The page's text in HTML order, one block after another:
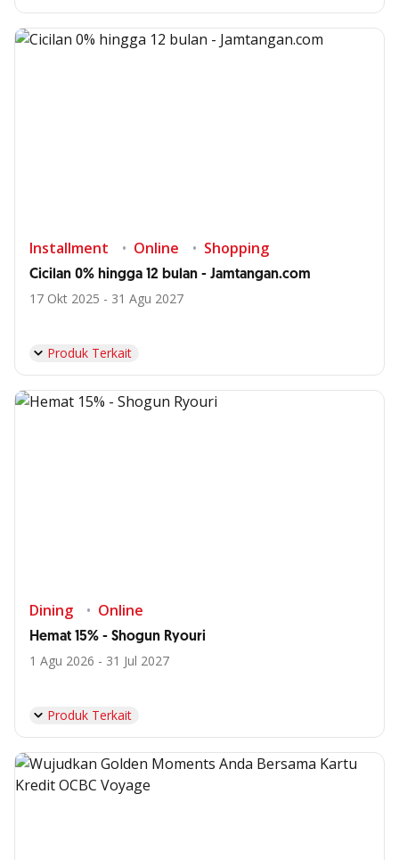
Installment Online Shopping
Cicilan 0% hingga 12 bulan - Jamtangan.com
17 Okt 2025 - 31 Agu 2027
Produk Terkait
Dining Online
Hemat 15% - Shogun Ryouri
1 Agu 2026 - 31 Jul 2027
Produk Terkait